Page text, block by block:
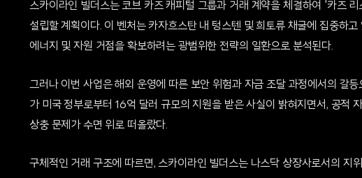
스카이라인 빌더스는 코브 카즈 캐피털 그룹과 거래 계약을 체결하여 '카
설립할 계획이다. 이 벤처는 카자흐스탄 내 텅스텐 및 희토류 채굴에 집중하
에너지 및 자원 거점을 확보하려는 광범위한 전략의 일환으로 분석된다.
그러나 이번 사업은 해외 운영에 따른 보안 위험과 자금 조달 과정에서의 갈
가 미국 정부로부터 16억 달러 규모의 지원을 받은 사실이 밝혀지면서, 공적
상충 문제가 수면 위로 떠올랐다.
구체적인 거래 구조에 따르면, 스카이라인 빌더스는 나스닥 상장사로서의 지